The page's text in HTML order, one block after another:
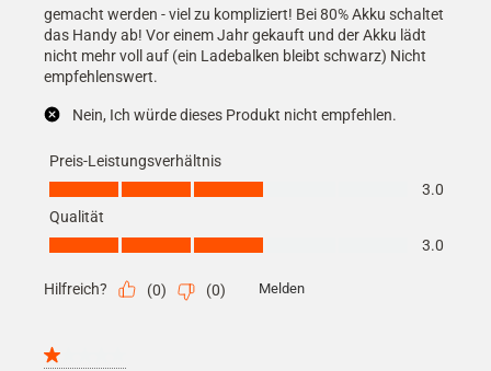
gemacht werden - viel zu kompliziert! Bei 80% Akku schaltet
das Handy ab! Vor einem Jahr gekauft und der Akku lädt
nicht mehr voll auf (ein Ladebalken bleibt schwarz) Nicht
empfehlenswert.
Nein, Ich würde dieses Produkt nicht empfehlen.
Preis-Leistungsverhältnis
Preis-Leistungsverhältnis, 3.0 von 5
3.0
Qualität
Qualität, 3.0 von 5
3.0
Hilfreich? (0) (0) Melden
1 von 5 Sternen.